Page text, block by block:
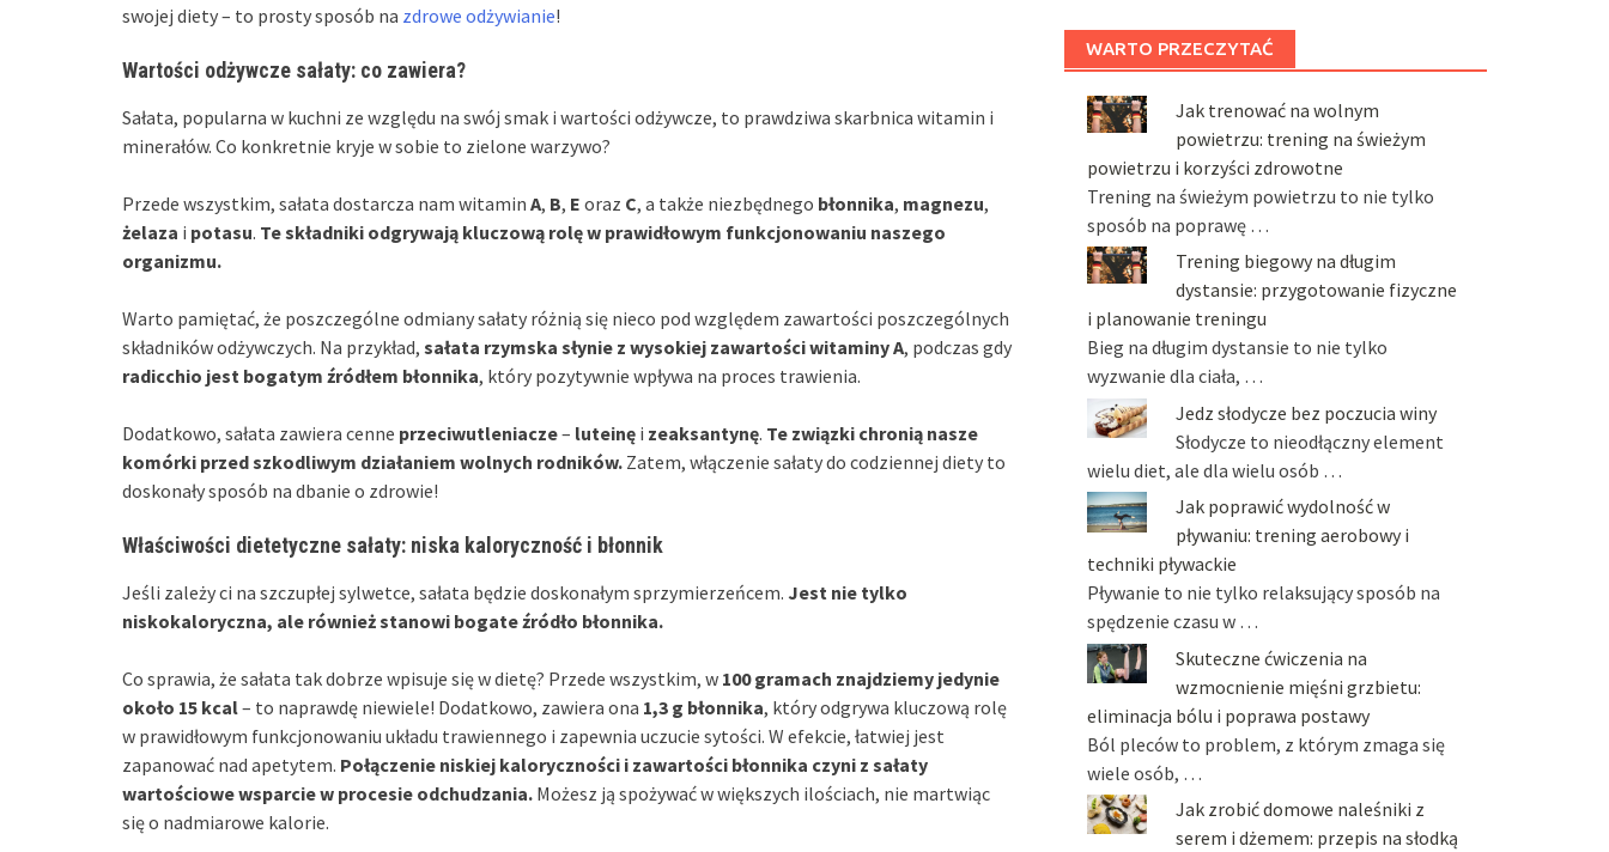
swojej diety – to prosty sposób na zdrowe odżywianie!
Wartości odżywcze sałaty: co zawiera?
Sałata, popularna w kuchni ze względu na swój smak i wartości odżywcze, to prawdziwa skarbnica witamin i
minerałów. Co konkretnie kryje w sobie to zielone warzywo?
Przede wszystkim, sałata dostarcza nam witamin A, B, E oraz C, a także niezbędnego błonnika, magnezu,
żelaza i potasu. Te składniki odgrywają kluczową rolę w prawidłowym funkcjonowaniu naszego
organizmu.
Warto pamiętać, że poszczególne odmiany sałaty różnią się nieco pod względem zawartości poszczególnych
składników odżywczych. Na przykład, sałata rzymska słynie z wysokiej zawartości witaminy A, podczas gdy
radicchio jest bogatym źródłem błonnika, który pozytywnie wpływa na proces trawienia.
Dodatkowo, sałata zawiera cenne przeciwutleniacze– luteinę i zeaksantynę. Te związki chronią nasze
komórki przed szkodliwym działaniem wolnych rodników. Zatem, włączenie sałaty do codziennej diety to
doskonały sposób na dbanie o zdrowie!
Właściwości dietetyczne sałaty: niska kaloryczność i błonnik
Jeśli zależy ci na szczupłej sylwetce, sałata będzie doskonałym sprzymierzeńcem. Jest nie tylko
niskokaloryczna, ale również stanowi bogate źródło błonnika.
Co sprawia, że sałata tak dobrze wpisuje się w dietę? Przede wszystkim, w 100 gramach znajdziemy jedynie
około 15 kcal– to naprawdę niewiele! Dodatkowo, zawiera ona 1,3 g błonnika, który odgrywa kluczową rolę
w prawidłowym funkcjonowaniu układu trawiennego i zapewnia uczucie sytości. W efekcie, łatwiej jest
zapanować nad apetytem. Połączenie niskiej kaloryczności i zawartości błonnika czyni z sałaty
wartościowe wsparcie w procesie odchudzania. Możesz ją spożywać w większych ilościach, nie martwiąc
się o nadmiarowe kalorie.
WARTO PRZECZYTAĆ
Jak trenować na wolnym
powietrzu: trening na świeżym
powietrzu i korzyści zdrowotne
Trening na świeżym powietrzu to nie tylko
sposób na poprawę …
Trening biegowy na długim
dystansie: przygotowanie fizyczne
i planowanie treningu
Bieg na długim dystansie to nie tylko
wyzwanie dla ciała, …
Jedz słodycze bez poczucia winy
Słodycze to nieodłączny element
wielu diet, ale dla wielu osób …
Jak poprawić wydolność w
pływaniu: trening aerobowy i
techniki pływackie
Pływanie to nie tylko relaksujący sposób na
spędzenie czasu w …
Skuteczne ćwiczenia na
wzmocnienie mięśni grzbietu:
eliminacja bólu i poprawa postawy
Ból pleców to problem, z którym zmaga się
wiele osób, …
Jak zrobić domowe naleśniki z
serem i dżemem: przepis na słodką